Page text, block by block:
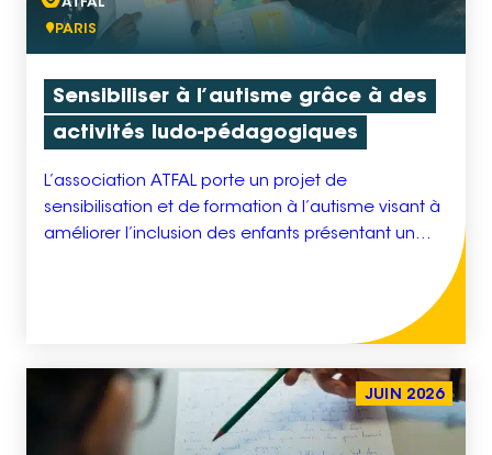
PARIS
Sensibiliser à l’autisme grâce à des
activités ludo-pédagogiques
L’association ATFAL porte un projet de
sensibilisation et de formation à l’autisme visant à
améliorer l’inclusion des enfants présentant un
extrascolaires. Ce projet repose sur une approche
innovante de ludo-pédagogie, à travers le
déploiement du jeu éducatif Katy Pique, conçu
pour permettre aux […]
JUIN 2026